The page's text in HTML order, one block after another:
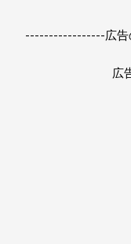
-----------------広告
広